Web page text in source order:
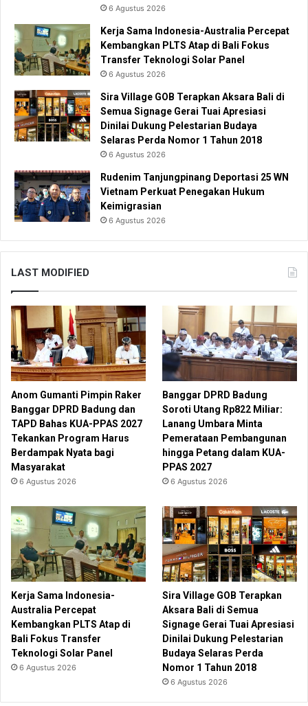
6 Agustus 2026
Kerja Sama Indonesia-Australia Percepat
Kembangkan PLTS Atap di Bali Fokus
Transfer Teknologi Solar Panel
6 Agustus 2026
Sira Village GOB Terapkan Aksara Bali di
Semua Signage Gerai Tuai Apresiasi
Dinilai Dukung Pelestarian Budaya
Selaras Perda Nomor 1 Tahun 2018
6 Agustus 2026
Rudenim Tanjungpinang Deportasi 25 WN
Vietnam Perkuat Penegakan Hukum
Keimigrasian
6 Agustus 2026
LAST MODIFIED
Anom Gumanti Pimpin Raker
Banggar DPRD Badung dan
TAPD Bahas KUA-PPAS 2027
Tekankan Program Harus
Berdampak Nyata bagi
Masyarakat
6 Agustus 2026
Banggar DPRD Badung
Soroti Utang Rp822 Miliar:
Lanang Umbara Minta
Pemerataan Pembangunan
hingga Petang dalam KUA-
PPAS 2027
6 Agustus 2026
Kerja Sama Indonesia-
Australia Percepat
Kembangkan PLTS Atap di
Bali Fokus Transfer
Teknologi Solar Panel
6 Agustus 2026
Sira Village GOB Terapkan
Aksara Bali di Semua
Signage Gerai Tuai Apresiasi
Dinilai Dukung Pelestarian
Budaya Selaras Perda
Nomor 1 Tahun 2018
6 Agustus 2026